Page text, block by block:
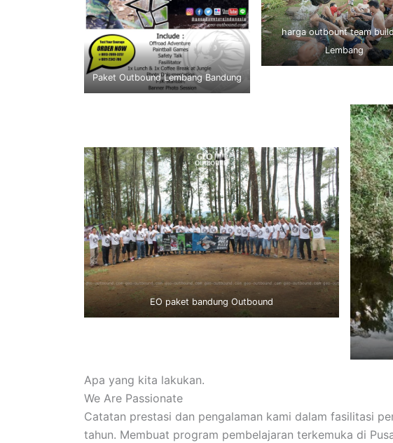
Paket Outbound Lembang Bandung
harga outbount team
Lembang
EO paket bandung Outbound
Apa yang kita lakukan.
We Are Passionate
Catatan prestasi dan pengalaman kami dalam fasilitasi
tahun. Membuat program pembelajaran terkemuka di